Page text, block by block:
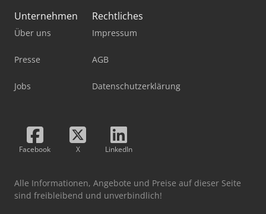
Unternehmen
Über uns
Presse
Jobs
Rechtliches
Impressum
AGB
Datenschutzerklärung
Facebook X LinkedIn
Alle Informationen, Angebote und Preise auf dieser Seite
sind freibleibend und unverbindlich!